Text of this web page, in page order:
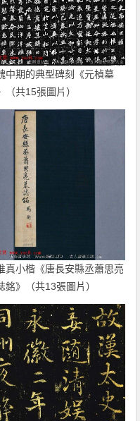
中期的典型碑刻《元楨墓
（共15張圖片）
真小楷《唐長安縣丞蕭思亮
銘》（共13張圖片）